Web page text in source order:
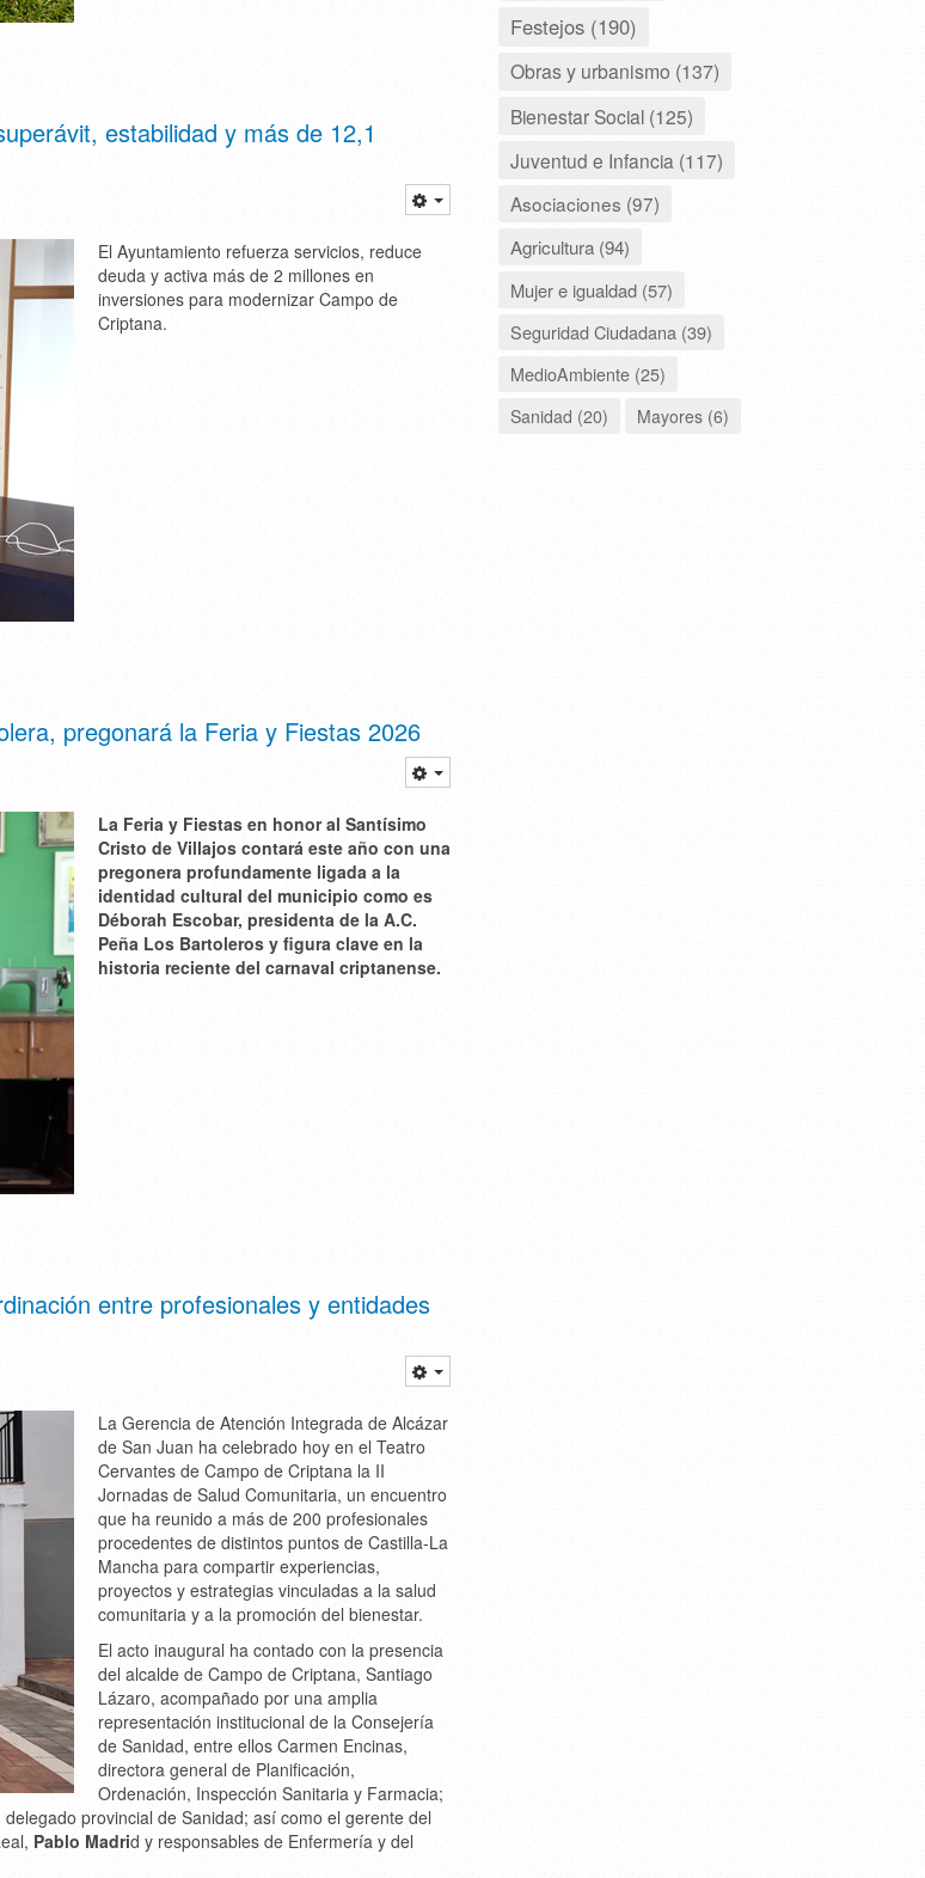
estabilidad y más de 12,1
El Ayuntamiento refuerza servicios, reduce
deuda y activa más de 2 millones en
inversiones para modernizar Campo de
Criptana.
pregonará la Feria y Fiestas 2026
La Feria y Fiestas en honor al Santísimo
Cristo de Villajos contará este año con una
pregonera profundamente ligada a la
identidad cultural del municipio como es
Déborah Escobar, presidenta de la A.C.
Peña Los Bartoleros y figura clave en la
historia reciente del carnaval criptanense.
entre profesionales y entidades
La Gerencia de Atención Integrada de Alcázar
de San Juan ha celebrado hoy en el Teatro
Cervantes de Campo de Criptana la II
Jornadas de Salud Comunitaria, un encuentro
que ha reunido a más de 200 profesionales
procedentes de distintos puntos de Castilla-La
Mancha para compartir experiencias,
proyectos y estrategias vinculadas a la salud
comunitaria y a la promoción del bienestar.
El acto inaugural ha contado con la presencia
del alcalde de Campo de Criptana, Santiago
Lázaro, acompañado por una amplia
representación institucional de la Consejería
de Sanidad, entre ellos Carmen Encinas,
directora general de Planificación,
Ordenación, Inspección Sanitaria y Farmacia;
delegado provincial de Sanidad; así como el gerente del
Pablo Madrid y responsables de Enfermería y del
Festejos (190)
Obras y urbanismo (137)
Bienestar Social (125)
Juventud e Infancia (117)
Asociaciones (97)
Agricultura (94)
Mujer e igualdad (57)
Seguridad Ciudadana (39)
MedioAmbiente (25)
Sanidad (20)
Mayores (6)